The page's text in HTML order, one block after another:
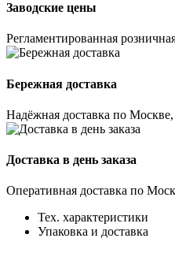
Заводские цены
Регламентированная
Бережная доставка
Надёжная доставка по
Доставка в день заказа
Оперативная доставка по
Тех. характеристики
Упаковка и доставка